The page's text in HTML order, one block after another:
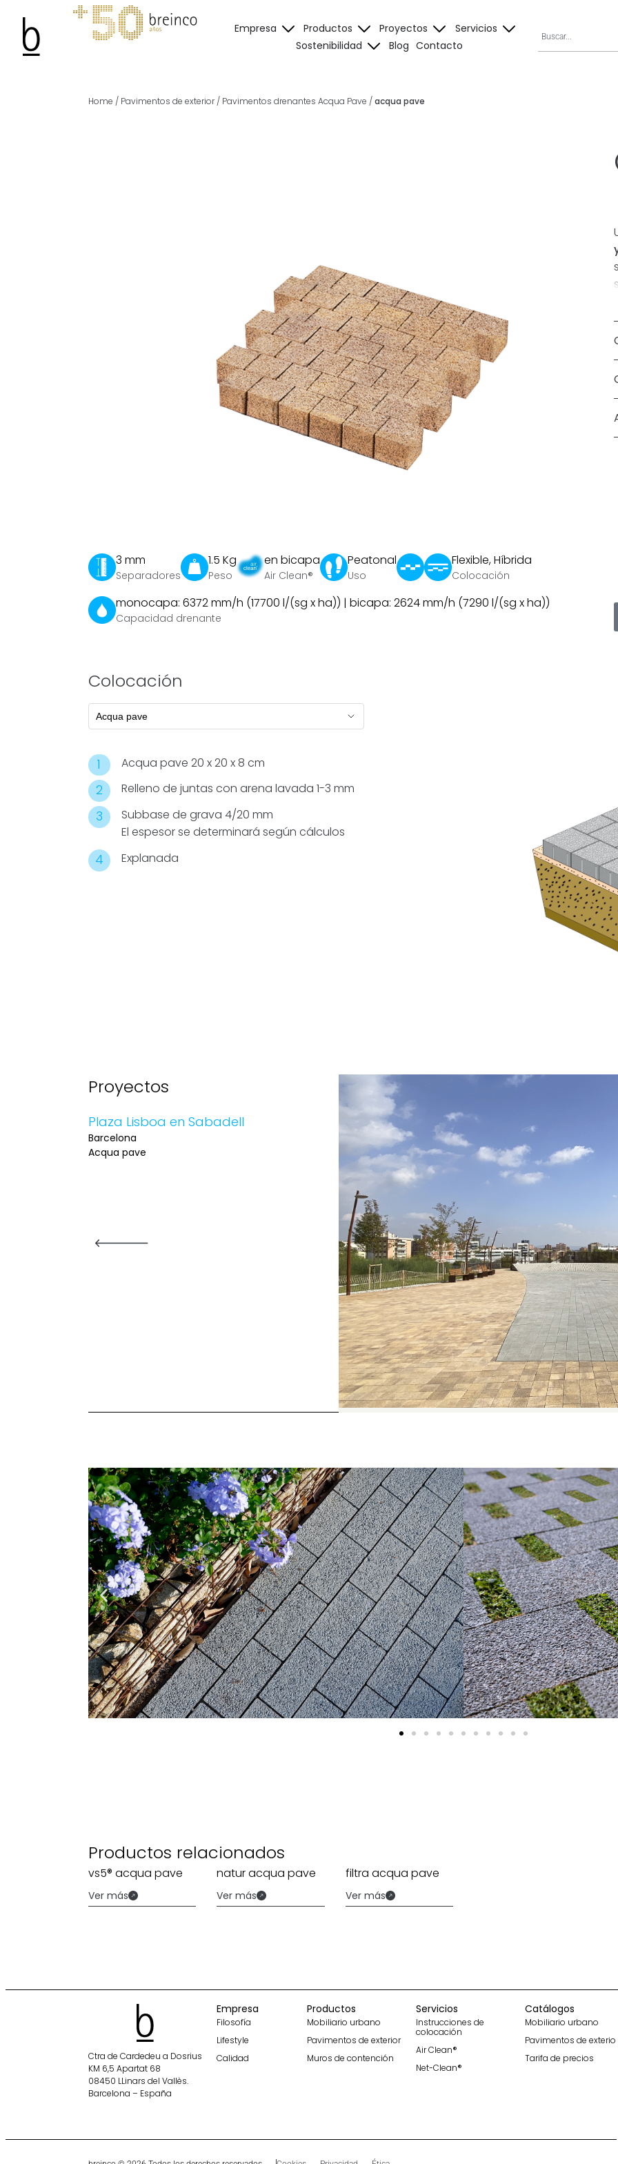
Empresa Productos Proyectos
Servicios
Sostenibilidad
Blog Contacto
Home / Pavimentos de exterior/ Pavimentos drenantes Acqua Pave /acqua pave
3 mm
Separadores
1.5 Kg
Peso
en bicapa
Air Clean®
Peatonal
Uso
Flexible, Híbrida
Colocación
monocapa: 6372 mm/h (17700 l/(sg x ha)) | bicapa: 2624 mm/h (7290 l/(sg x ha))
Capacidad drenante
Colocación
Acqua pave 20 x 20 x 8 cm
Relleno de juntas con arena lavada 1-3 mm
Subbase de grava 4/20 mm
El espesor se determinará según cálculos
Explanada
Proyectos
Plaza Lisboa en Sabadell
Barcelona
Acqua pave
Productos relacionados
vs5® acqua pave
Ver más
natur acqua pave
Ver más
filtra acqua pave
Ver más
Ctra de Cardedeu a Dosrius
KM 6,5 Apartat 68
08450 LLinars del Vallès.
Barcelona – España
Empresa
Filosofía
Lifestyle
Calidad
Productos
Mobiliario urbano
Pavimentos de exterior
Muros de contención
Servicios
Instrucciones de
colocación
Air Clean®
Net-Clean®
Catálogos
Mobiliario urbano
Pavimentos de exterior
Tarifa de precios